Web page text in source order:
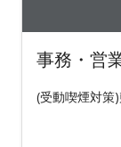
事務・営
(受動喫煙対策